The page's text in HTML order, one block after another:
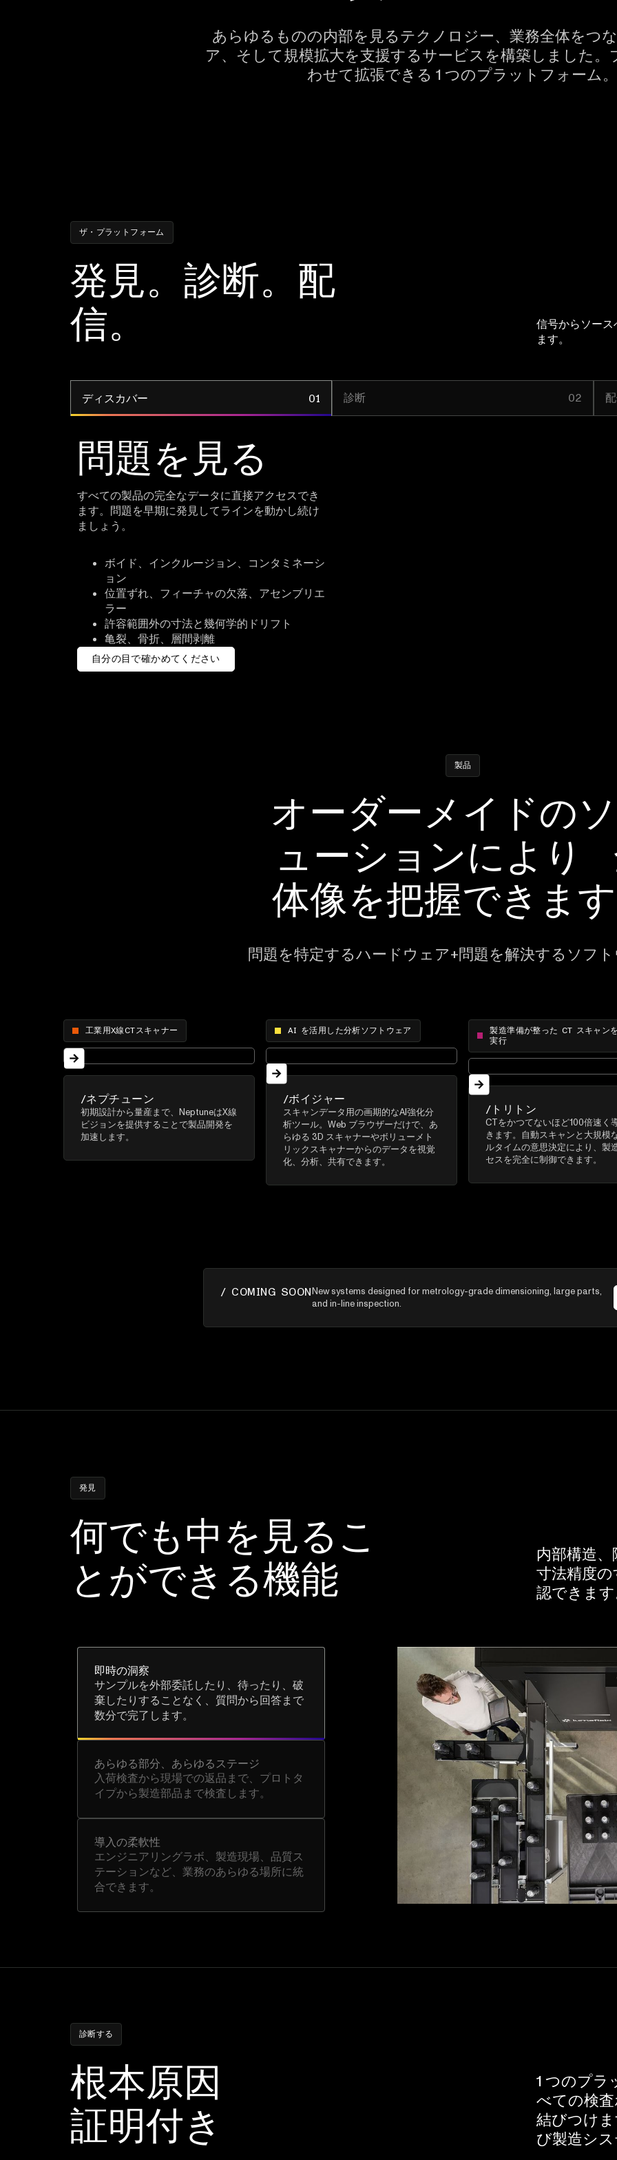
あらゆるものの内部を見るテクノロジー、業務全体をつ
ア、そして規模拡大を支援するサービスを構築しました。
わせて拡張できる 1 つのプラットフォーム。
ザ・プラットフォーム
発見。診断。配
信。
信号からソー
ます。
ディスカバー 01 診断 02
問題を見る
すべての製品の完全なデータに直接アクセスでき
ます。問題を早期に発見してラインを動かし続け
ましょう。
ボイド、インクルージョン、コンタミネーシ
ョン
位置ずれ、フィーチャの欠落、アセンブリエ
ラー
許容範囲外の寸法と幾何学的ドリフト
亀裂、骨折、層間剥離
自分の目で確かめてください
製品
オーダーメイドの
ューションにより
体像を把握できます
問題を特定するハードウェア+問題を解決するソフト
工業用X線CTスキャナー
/ネプチューン
初期設計から量産まで、NeptuneはX線
ビジョンを提供することで製品開発を
加速します。
AI を活用した分析ソフトウェア
/ボイジャー
スキャンデータ用の画期的なAI強化分
析ツール。Web ブラウザーだけで、あ
らゆる 3D スキャナーやボリューメト
リックスキャナーからのデータを視覚
化、分析、共有できます。
製造準備が整った CT スキャン
実行
/トリトン
CTをかつてないほど100倍速く
きます。自動スキャンと大規模
ルタイムの意思決定により、製
セスを完全に制御できます。
/ COMING SOONNew systems designed for metrology-grade dimensioning, large parts,
and in-line inspection.
発見
何でも中を見るこ
とができる機能
内部構造、
寸法精度
認できます
即時の洞察
サンプルを外部委託したり、待ったり、破
棄したりすることなく、質問から回答まで
数分で完了します。
あらゆる部分、あらゆるステージ
入荷検査から現場での返品まで、プロトタ
イプから製造部品まで検査します。
導入の柔軟性
エンジニアリングラボ、製造現場、品質ス
テーションなど、業務のあらゆる場所に統
合できます。
診断する
根本原因
証明付き
1 つのプラ
べての検
結びつけ
び製造シス